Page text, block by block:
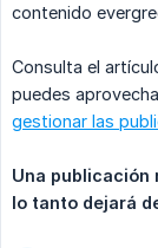
contenido
Consulta el
puedes
gestionar las
Una
lo tanto dejará